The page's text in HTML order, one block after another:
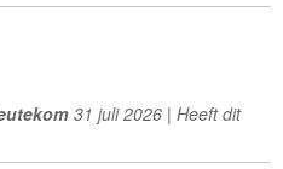
31 juli 2026 | Heeft dit